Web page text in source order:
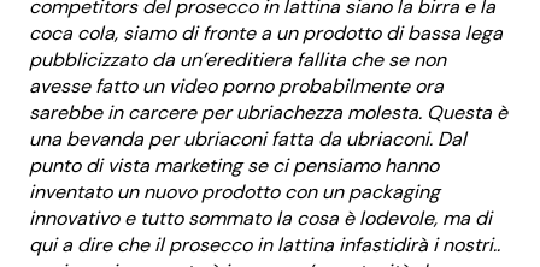
competitors del prosecco in lattina siano la birra e la
coca cola, siamo di fronte a un prodotto di bassa lega
pubblicizzato da un’ereditiera fallita che se non
avesse fatto un video porno probabilmente ora
sarebbe in carcere per ubriachezza molesta. Questa è
una bevanda per ubriaconi fatta da ubriaconi. Dal
punto di vista marketing se ci pensiamo hanno
inventato un nuovo prodotto con un packaging
innovativo e tutto sommato la cosa è lodevole, ma di
qui a dire che il prosecco in lattina infastidirà i nostri..